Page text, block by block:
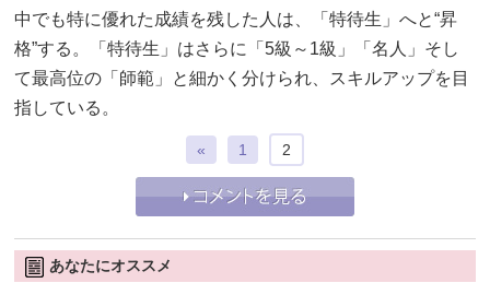
中でも特に優れた成績を残した人は、「特待生」へと“昇
格”する。「特待生」はさらに「5級～1級」「名人」そし
て最高位の「師範」と細かく分けられ、スキルアップを目
指している。
« 1 2
あなたにオススメ